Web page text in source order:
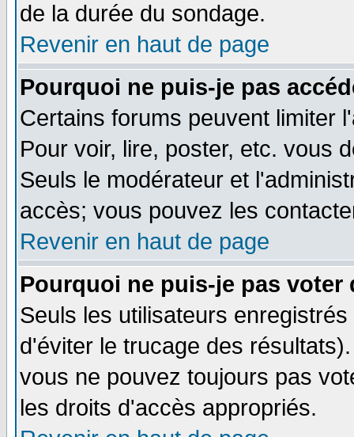
de la durée du sondage.
Revenir en haut de page
Pourquoi ne puis-je pas
Certains forums peuvent limiter
Pour voir, lire, poster, etc. vous
Seuls le modérateur et
accès; vous pouvez les
Revenir en haut de page
Pourquoi ne puis-je pas voter
Seuls les utilisateurs
d'éviter le trucage des
vous ne pouvez toujours pas
les droits d'accès appropriés.